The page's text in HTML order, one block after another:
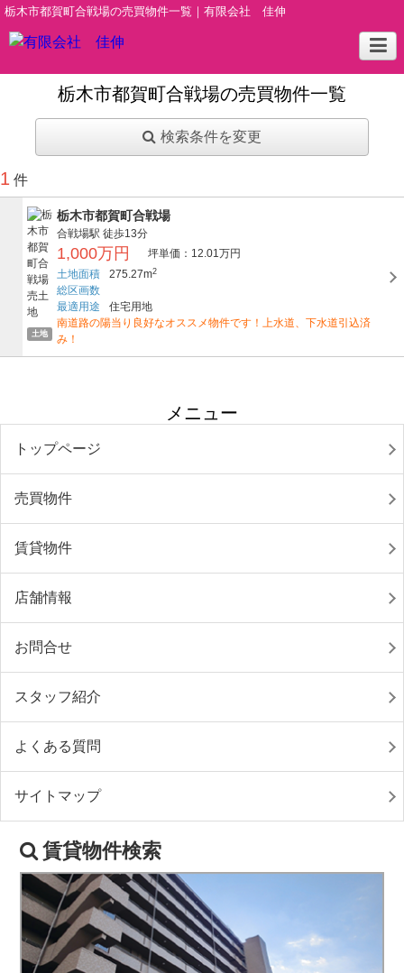
栃木市都賀町合戦場の売買物件一覧｜有限会社 佳伸
栃木市都賀町合戦場の売買物件一覧
検索条件を変更
1 件
土地
栃木市都賀町合戦場
合戦場駅 徒歩13分
1,000万円
坪単価：12.01万円
土地面積
275.27m2
総区画数
最適用途
住宅用地
南道路の陽当り良好なオススメ物件です！上水道、下水道引込済
み！
メニュー
トップページ
売買物件
賃貸物件
店舗情報
お問合せ
スタッフ紹介
よくある質問
サイトマップ
賃貸物件検索